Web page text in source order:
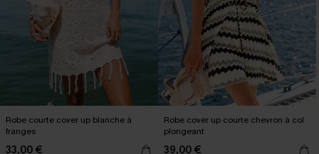
Robe courte cover up blanche à
franges
33,00 €
Robe cover up courte chevron à col
plongeant
39,00 €